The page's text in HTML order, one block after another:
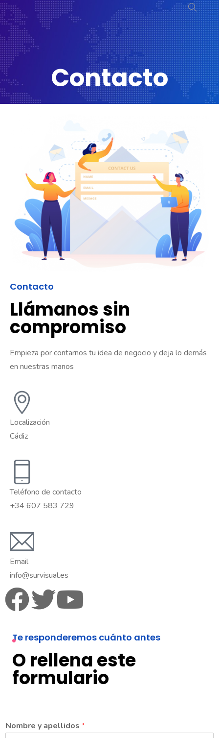
Inicio
Servicios
Contacto Contacto
Contacto
Llámanos sin
compromiso
Empieza por contarnos tu idea de negocio y deja lo demás
en nuestras manos
Localización
Cádiz
Teléfono de contacto
+34 607 583 729
Email
info@survisual.es
Te responderemos cuánto antes
O rellena este
formulario
Nombre y apellidos *